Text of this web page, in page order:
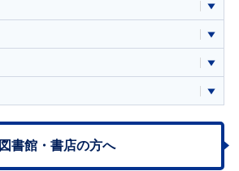
図書館・書店の方へ